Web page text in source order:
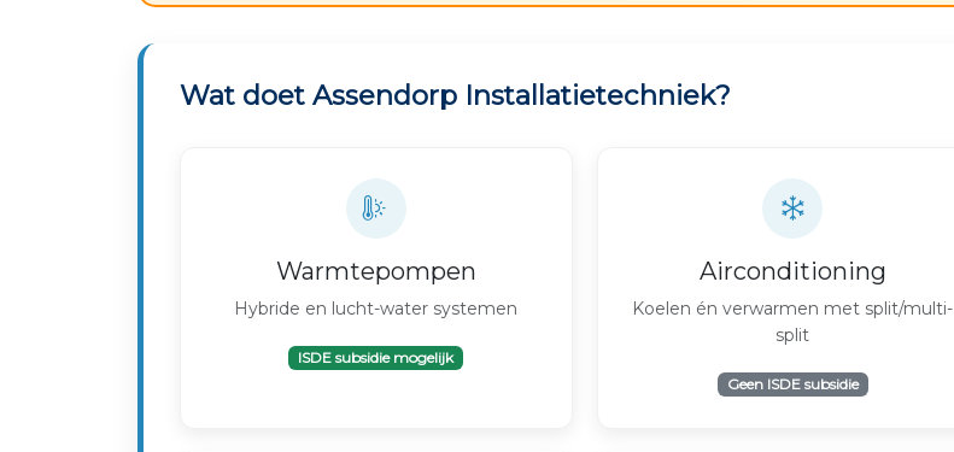
Wat doet Assendorp Installatietechniek?
Warmtepompen
Hybride en lucht-water systemen
ISDE subsidie mogelijk
Airconditioning
Koelen én verwarmen met split/multi-
split
Geen ISDE subsidie